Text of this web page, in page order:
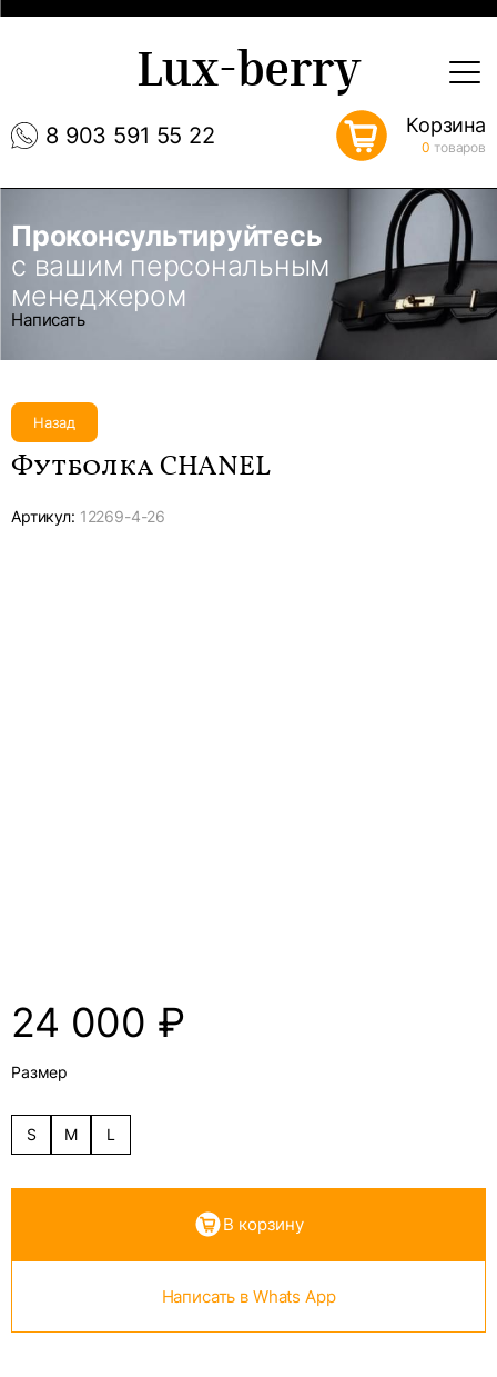
8 903 591 55 22
Lux-berry
Корзина
0 товаров
Проконсультируйтесь
с вашим персональным
менеджером
Написать
Назад
Футболка CHANEL
Артикул: 12269-4-26
24 000 ₽
Размер
S M L
В корзину
Написать в Whats App